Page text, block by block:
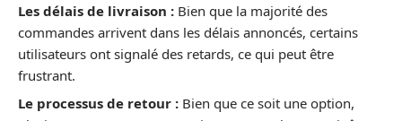
Les délais de livraison : Bien que la majorité des
commandes arrivent dans les délais annoncés, certains
utilisateurs ont signalé des retards, ce qui peut être
frustrant.
Le processus de retour : Bien que ce soit une option,